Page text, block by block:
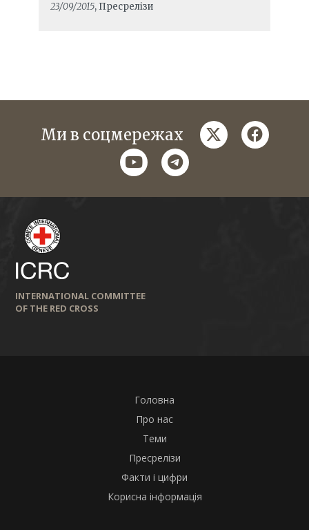
23/09/2015, Пресрелізи
Ми в соцмережах twitter
youtubetelegram
INTERNATIONAL COMMITTEE
OF THE RED CROSS
Головна
Про нас
Теми
Пресрелізи
Факти і цифри
Корисна інформація